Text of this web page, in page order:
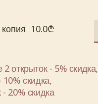
10.0₾
2 открыток - 5% скидка,
10% скидка,
- 20% скидка